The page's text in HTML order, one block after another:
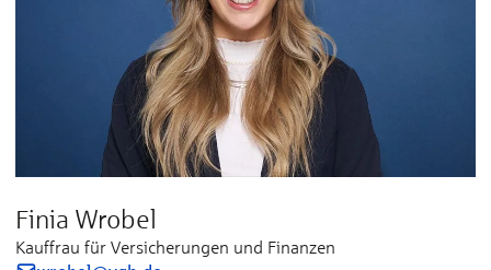
Finia Wrobel
Kauffrau für Versicherungen und Finanzen